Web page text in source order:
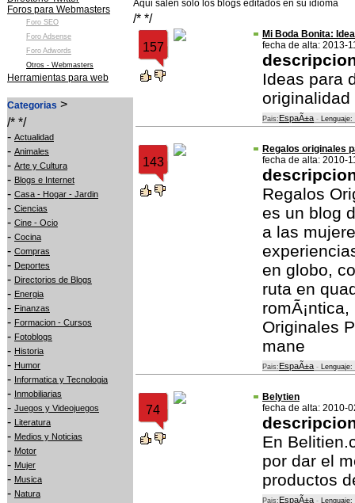
Foros para Webmasters
Foro SEO
Foro Adsense
Foro Adwords
Otros - Webmasters
Herramientas para web
Categorias >
/* */
- Actualidad
- Animales
- Arte y Cultura
- Blogs e Internet
- Casa - Hogar - Jardin
- Ciencias
- Cine - Ocio
- Cocina
- Compras
- Deportes
- Directorios de Blogs
- Energia
- Finanzas
- Formacion - Cursos
- Fotoblogs
- Historia
- Humor
- Informatica y Tecnologia
- Inmobiliarias
- Juegos y Videojuegos
- Literatura
- Medios y Noticias
- Motor
- Mujer
- Musica
- Natura
Aqui salen solo los blogs editados en su idioma
/* */
157
Mi Boda Bonita:
fecha de alta: 2013-
Ideas para
Pais: EspaÃ±a - Lenguaje:
143
Regalos originales
fecha de alta: 2010-
Regalos
es un blog
a las
en globo,
ruta en
Originales
mane
Pais: EspaÃ±a - Lenguaje:
74
Belytien
fecha de alta: 2010-
En
por dar el
productos
Pais: EspaÃ±a - Lenguaje: